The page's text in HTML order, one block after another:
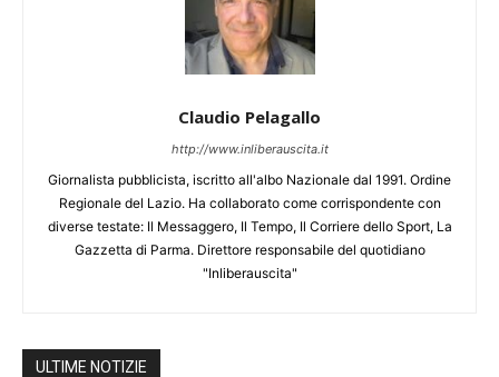
Claudio Pelagallo
http://www.inliberauscita.it
Giornalista pubblicista, iscritto all'albo Nazionale dal 1991. Ordine
Regionale del Lazio. Ha collaborato come corrispondente con
diverse testate: Il Messaggero, Il Tempo, Il Corriere dello Sport, La
Gazzetta di Parma. Direttore responsabile del quotidiano
"Inliberauscita"
ULTIME NOTIZIE